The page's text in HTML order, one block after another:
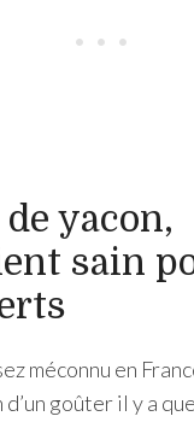
yacon,
sain
méconnu en
d’un goûter il y a